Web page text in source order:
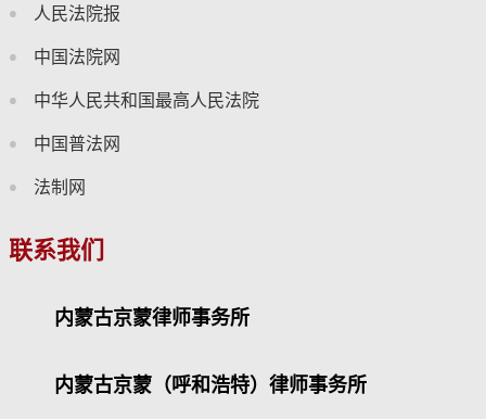
人民法院报
中国法院网
中华人民共和国最高人民法院
中国普法网
法制网
联系我们
内蒙古京蒙律师事务所
内蒙古京蒙（呼和浩特）律师事务所